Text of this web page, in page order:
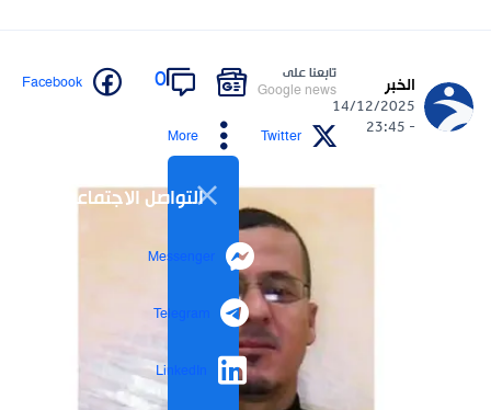
الخبر
14/12/2025
- 23:45
تابعنا على
Google news
0
Facebook
Twitter
More
التواصل الاجتماعي
Messenger
Telegram
LinkedIn